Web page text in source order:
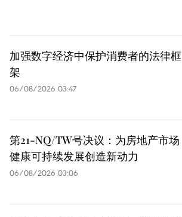
加强数字经济中保护消费者的法律框
架
06/08/2026 03:47
第21-NQ/TW号决议：为房地产市场
健康可持续发展创造新动力
06/08/2026 03:06